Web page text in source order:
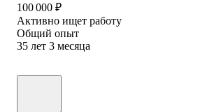
100 000 ₽
Активно ищет работу
Общий опыт
35 лет 3 месяца